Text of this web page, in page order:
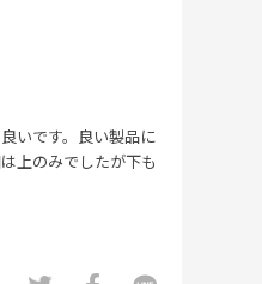
いです。良い製品に
上のみでしたが下も